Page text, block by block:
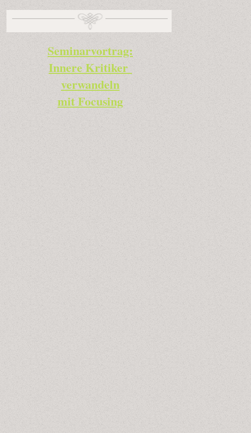
Seminarvortrag:
Innere Kritiker
verwandeln
mit Focusing